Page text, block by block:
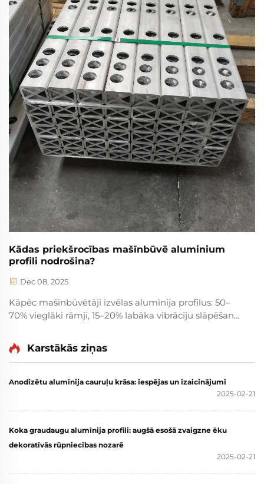
piemērotībai. Uzziniet par tā ietekmi uz efektivitāti,
ilgtspēju un arhitektūras inovācijām.
Kādas priekšrocības mašīnbūvē aluminium
profili nodrošina?
Dec 08, 2025
Kāpēc mašīnbūvētāji izvēlas alumīnija profilus: 50–
70% vieglāki rāmji, 15–20% labāka vibrāciju slāpēšana,
īpašuma izmaksas. Atklājiet ieguldījumu atdeves
(ROI) vadītas priekšrocības salīdzinājumā ar tēraudu.
Karstākās ziņas
Anodizētu alumīnija cauruļu krāsa: iespējas un izaicinājumi
2025-02-21
Koka graudaugu alumīnija profili: augšā esošā zvaigzne ēku
dekoratīvās rūpniecības nozarē
2025-02-21